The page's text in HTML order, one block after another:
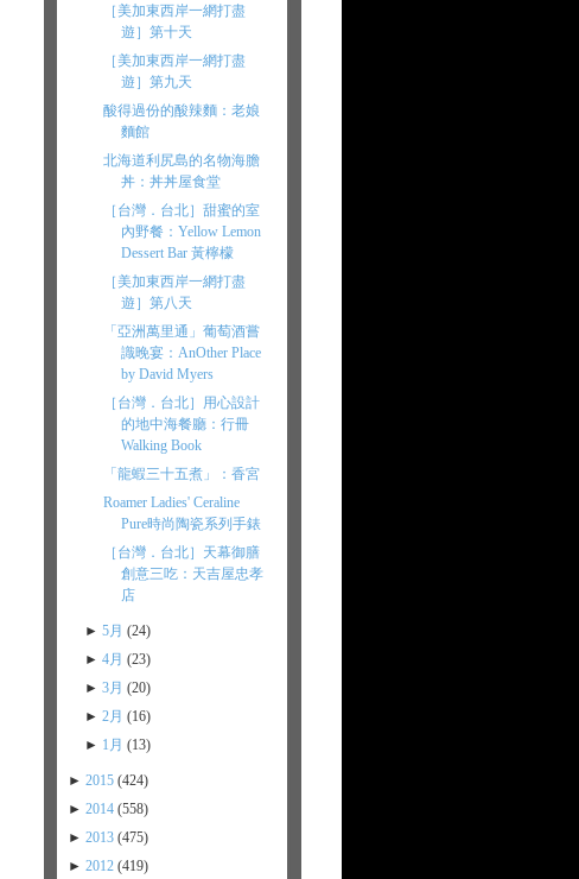
［美加東西岸一網打盡
遊］第十天
［美加東西岸一網打盡
遊］第九天
酸得過份的酸辣麵：老娘
麵館
北海道利尻島的名物海膽
丼：丼丼屋食堂
［台灣．台北］甜蜜的室
內野餐：Yellow Lemon
Dessert Bar 黃檸檬
［美加東西岸一網打盡
遊］第八天
「亞洲萬里通」葡萄酒嘗
識晚宴：AnOther Place
by David Myers
［台灣．台北］用心設計
的地中海餐廳：行冊
Walking Book
「龍蝦三十五煮」：香宮
Roamer Ladies' Ceraline
Pure時尚陶瓷系列手錶
［台灣．台北］天幕御膳
創意三吃：天吉屋忠孝
店
►5月(24)
►4月(23)
►3月(20)
►2月(16)
► 1月(13)
► 2015 (424)
► 2014 (558)
► 2013 (475)
► 2012 (419)